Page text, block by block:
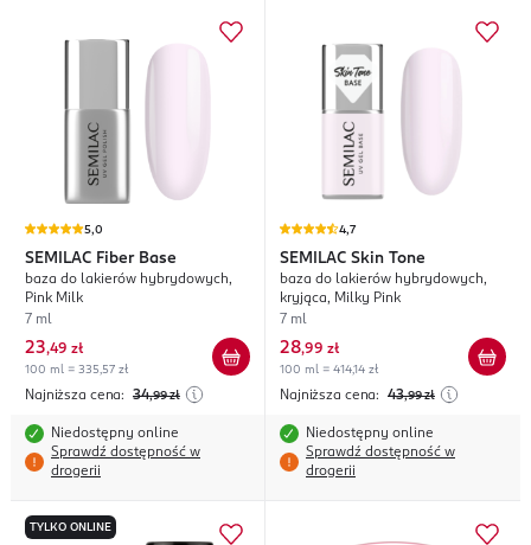
5,0
SEMILAC Fiber Base
baza do lakierów hybrydowych,
Pink Milk
7 ml
23,49 zł
100 ml = 335,57 zł
Najniższa cena: 34,99 zł
Niedostępny online
Sprawdź dostępność w
drogerii
4,7
SEMILAC Skin Tone
baza do lakierów hybrydowych,
kryjąca, Milky Pink
7 ml
28,99 zł
100 ml = 414,14 zł
Najniższa cena: 43,99 zł
Niedostępny online
Sprawdź dostępność w
drogerii
TYLKO ONLINE